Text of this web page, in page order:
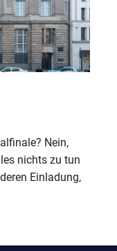
Nein,
nichts zu tun
Einladung,